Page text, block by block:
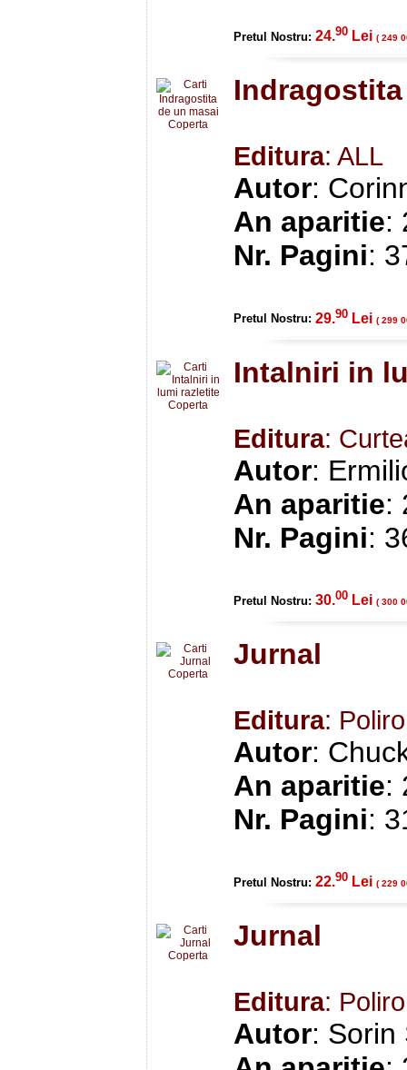
Pretul Nostru: 24.90 Lei ( 249
Editura: ALL
Autor:
An aparitie:
Nr. Pagini:
Pretul Nostru: 29.90 Lei ( 299
Intalniri in
Editura:
Autor:
An aparitie:
Nr. Pagini:
Pretul Nostru: 30.00 Lei ( 300
Jurnal
Editura:
Autor:
An aparitie:
Nr. Pagini:
Pretul Nostru: 22.90 Lei ( 229
Jurnal
Editura:
Autor: Sorin